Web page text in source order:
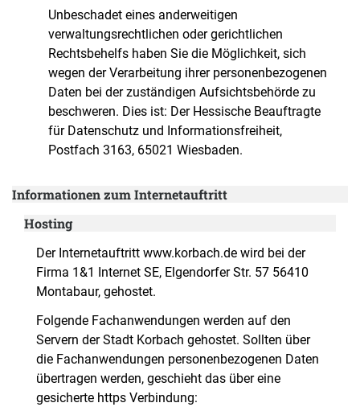
Unbeschadet eines anderweitigen
verwaltungsrechtlichen oder gerichtlichen
Rechtsbehelfs haben Sie die Möglichkeit, sich
wegen der Verarbeitung ihrer personenbezogenen
Daten bei der zuständigen Aufsichtsbehörde zu
beschweren. Dies ist: Der Hessische Beauftragte
für Datenschutz und Informationsfreiheit,
Postfach 3163, 65021 Wiesbaden.
Informationen zum Internetauftritt
Hosting
Der Internetauftritt www.korbach.de wird bei der
Firma 1&1 Internet SE, Elgendorfer Str. 57 56410
Montabaur, gehostet.
Folgende Fachanwendungen werden auf den
Servern der Stadt Korbach gehostet. Sollten über
die Fachanwendungen personenbezogenen Daten
übertragen werden, geschieht das über eine
gesicherte https Verbindung: